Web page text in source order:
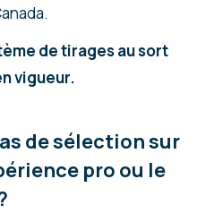
de tirages au sort
vigueur.
de sélection sur
pro ou le